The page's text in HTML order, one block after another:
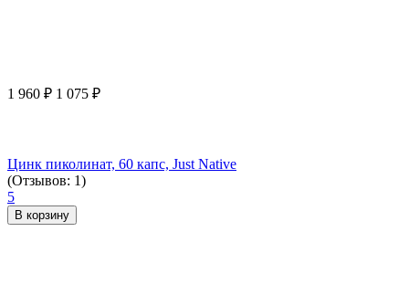
1 960 ₽ 1 075 ₽
Цинк пиколинат, 60 капс, Just Native
(Отзывов: 1)
5
В корзину